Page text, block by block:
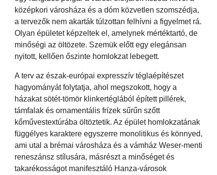
középkori városháza és a dóm közvetlen szomszédja,
a tervezők nem akarták túlzottan felhívni a figyelmet rá.
Olyan épületet képzeltek el, amelynek mértéktartó, de
minőségi az öltözete. Szemük előtt egy elegánsan
nyitott, kellően őszinte homlokzat lebegett.
A terv az észak-európai expresszív téglaépítészet
hagyományát folytatja, ahol megszokott, hogy a
házakat sötét-tömör klinkertéglából épített pillérek,
támfalak és ornamentális frízek sűrűn szőtt
kőművestextúrába öltöztetik. Az épület homlokzatának
függélyes karaktere egyszerre monolitikus és könnyed,
ami utal a brémai városháza és a vámház Weser-menti
reneszánsz stílusára, másrészt a minőséget és
takarékosságot manifesztáló Hanza-városok